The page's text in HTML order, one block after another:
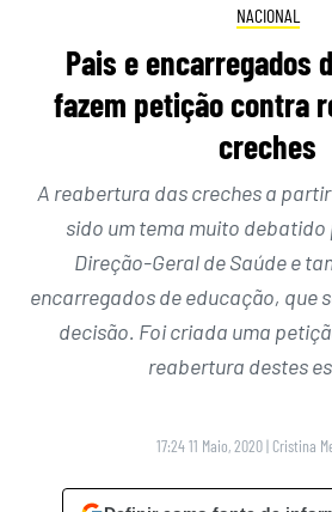
NACIONAL
Pais e encarregados
fazem petição contra
creches
A reabertura das creches a
sido um tema muito debatido
Direção-Geral de Saúde e
encarregados de educação, que
decisão. Foi criada uma
reabertura destes
17:24 11 Maio, 2020| Cristina